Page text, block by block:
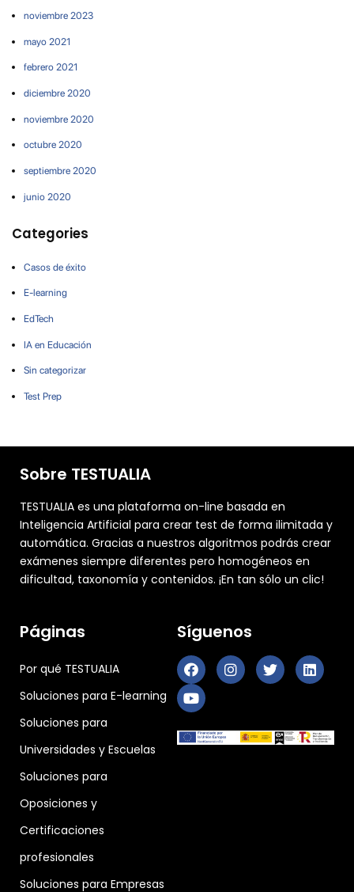
noviembre 2023
mayo 2021
febrero 2021
diciembre 2020
noviembre 2020
octubre 2020
septiembre 2020
junio 2020
Categories
Casos de éxito
E-learning
EdTech
IA en Educación
Sin categorizar
Test Prep
Sobre TESTUALIA
TESTUALIA es una plataforma on-line basada en
Inteligencia Artificial para crear test de forma ilimitada y
automática. Gracias a nuestros algoritmos podrás crear
exámenes siempre diferentes pero homogéneos en
dificultad, taxonomía y contenidos. ¡En tan sólo un clic!
Páginas
Por qué TESTUALIA
Soluciones para E-learning
Soluciones para
Universidades y Escuelas
Soluciones para
Oposiciones y
Certificaciones
profesionales
Soluciones para Empresas
Síguenos